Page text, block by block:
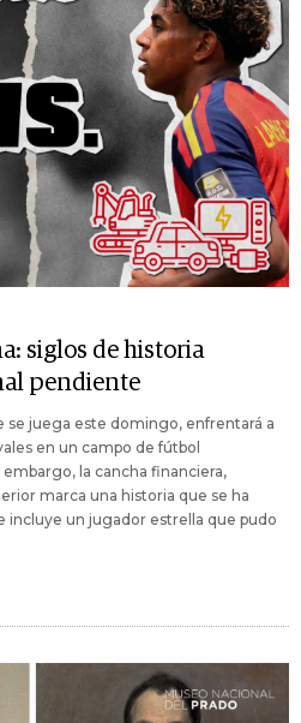
siglos de historia
pendiente
se juega este domingo, enfrentará a
en un campo de fútbol
la cancha financiera,
marca una historia que se ha
incluye un jugador estrella que pudo